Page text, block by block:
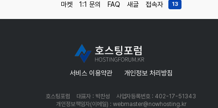
마켓 1:1 문의 FAQ 새글 접속자 13
서비스 이용약관 개인정보 처리방침
호스팅포럼 대표자 : 박찬성
사업자등록번호 : 402-17-51343
개인정보책임자(이메일) : webmaster@nowhosting.kr